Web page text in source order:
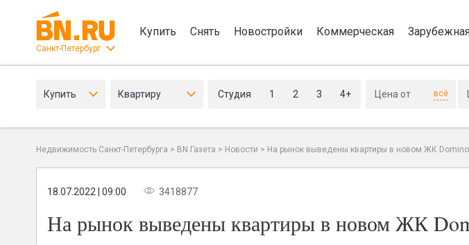
Санкт-Петербург
Купить Снять Новостройки Коммерческая
Купить Квартиру Студия 1 2 3 4+ всё
Недвижимость Санкт-Петербурга > BN Газета > Новости > На рынок выведены квартиры в новом ЖК
18.07.2022 | 09:00 3418877
На рынок выведены квартиры в новом ЖК